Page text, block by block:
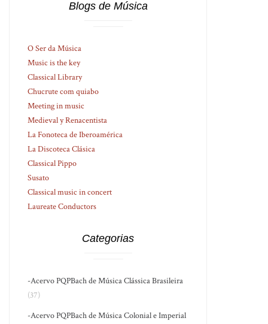
Blogs de Música
O Ser da Música
Music is the key
Classical Library
Chucrute com quiabo
Meeting in music
Medieval y Renacentista
La Fonoteca de Iberoamérica
La Discoteca Clásica
Classical Pippo
Susato
Classical music in concert
Laureate Conductors
Categorias
-Acervo PQPBach de Música Clássica Brasileira
(37)
-Acervo PQPBach de Música Colonial e Imperial